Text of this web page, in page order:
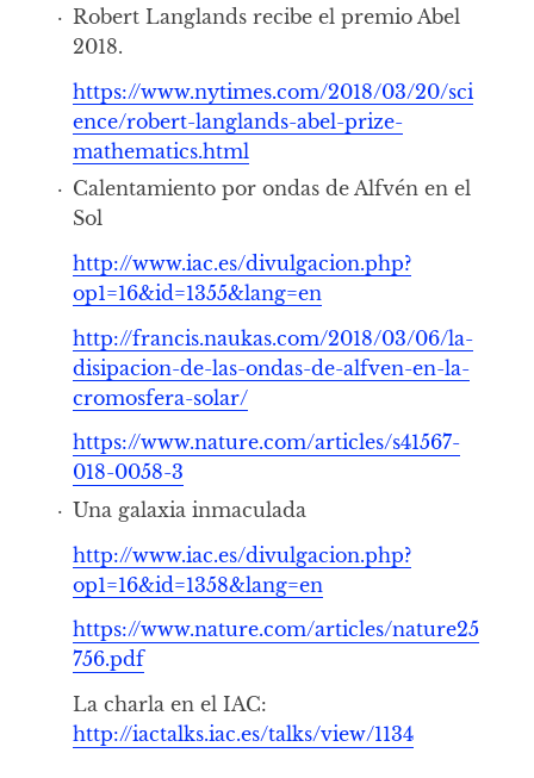
Robert Langlands recibe el premio Abel
2018.
https://www.nytimes.com/2018/03/20/sci
ence/robert-langlands-abel-prize-
mathematics.html
Calentamiento por ondas de Alfvén en el
Sol
http://www.iac.es/divulgacion.php?
op1=16&id=1355&lang=en
http://francis.naukas.com/2018/03/06/la-
disipacion-de-las-ondas-de-alfven-en-la-
cromosfera-solar/
https://www.nature.com/articles/s41567-
018-0058-3
Una galaxia inmaculada
http://www.iac.es/divulgacion.php?
op1=16&id=1358&lang=en
https://www.nature.com/articles/nature25
756.pdf
La charla en el IAC:
http://iactalks.iac.es/talks/view/1134